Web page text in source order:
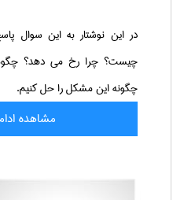
در این نوشتار به این سوال
چیست؟ چرا رخ می دهد؟
چگونه این مشکل را حل کنیم.
مشاهده